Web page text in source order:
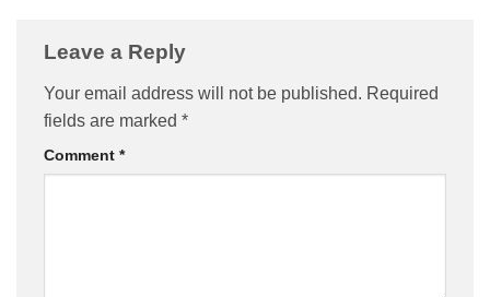
Leave a Reply
Your email address will not be published. Required
fields are marked *
Comment *